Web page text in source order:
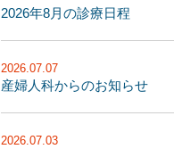
2026年8月の診療日程
2026.07.07
産婦人科からのお知らせ
2026.07.03